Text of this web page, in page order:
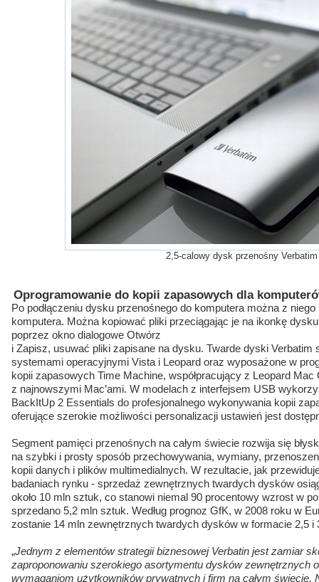
2,5-calowy dysk przenośny Verbatim
Oprogramowanie do kopii zapasowych dla
Po podłączeniu dysku przenośnego do komputera można z
komputera. Można kopiować pliki przeciągając je na ikonkę
poprzez okno dialogowe Otwórz
i Zapisz, usuwać pliki zapisane na dysku. Twarde dyski
systemami operacyjnymi Vista i Leopard oraz wyposażone w
kopii zapasowych Time Machine, współpracujący z Leopard Mac
z najnowszymi Mac’ami. W modelach z interfejsem USB
BackItUp 2 Essentials do profesjonalnego wykonywania kopii
oferujące szerokie możliwości personalizacji ustawień jest
Segment pamięci przenośnych na całym świecie rozwija się
na szybki i prosty sposób przechowywania, wymiany,
kopii danych i plików multimedialnych. W rezultacie, jak
badaniach rynku - sprzedaż zewnętrznych twardych dysków
około 10 mln sztuk, co stanowi niemal 90 procentowy wzrost w
sprzedano 5,2 mln sztuk. Według prognoz GfK, w 2008 roku w
zostanie 14 mln zewnętrznych twardych dysków w formacie 2,5 i
„Jednym z elementów strategii biznesowej Verbatin jest zamiar
zaproponowaniu szerokiego asortymentu dysków zewnętrznych
wymaganiom użytkowników prywatnych i firm na całym świecie.